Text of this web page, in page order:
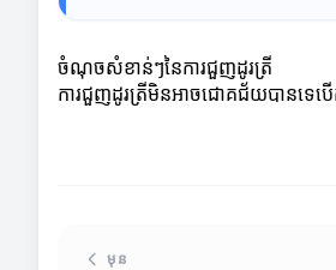
ចំណុចសំខាន់ៗនៃការជួញដូរត្រី
ការជួញដូរត្រីមិនអាចជោគជ័យបានទេបើ
មុន